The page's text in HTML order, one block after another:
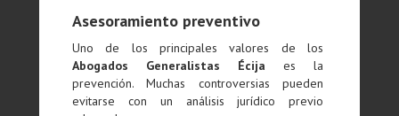
Asesoramiento preventivo
Uno de los principales valores de los
Abogados Generalistas Écija es la
prevención. Muchas controversias pueden
evitarse con un análisis jurídico previo